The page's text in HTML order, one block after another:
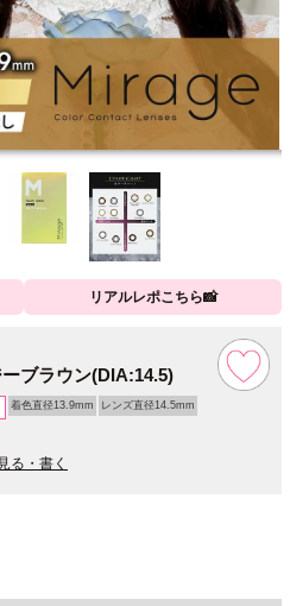
リアルレポこちら📸
ブラウン(DIA:14.5)
着色直径13.9mm レンズ直径14.5mm
る・書く